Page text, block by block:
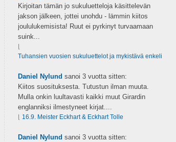
Kirjoitan tämän jo sukuluetteloja käsittelevän
jakson jälkeen, jottei unohdu - lämmin kiitos
joululukemisista! Ruut ei pyrkinyt turvaamaan
suink...
Tuhansien vuosien sukuluettelot ja mykistävä enkeli
Daniel Nylund sanoi 3 vuotta sitten:
Kiitos suosituksesta. Tutustun ilman muuta.
Mulla onkin luultavasti kaikki muut Girardin
englanniksi ilmestyneet kirjat....
16.9. Meister Eckhart & Eckhart Tolle
Daniel Nylund sanoi 3 vuotta sitten: